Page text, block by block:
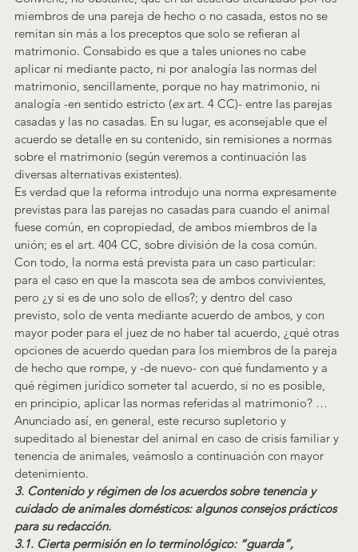
miembros de una pareja de hecho o no casada, estos no se
remitan sin más a los preceptos que solo se refieran al
matrimonio. Consabido es que a tales uniones no cabe
aplicar ni mediante pacto, ni por analogía las normas del
matrimonio, sencillamente, porque no hay matrimonio, ni
analogía -en sentido estricto (ex art. 4 CC)- entre las parejas
casadas y las no casadas. En su lugar, es aconsejable que el
acuerdo se detalle en su contenido, sin remisiones a normas
sobre el matrimonio (según veremos a continuación las
diversas alternativas existentes).
Es verdad que la reforma introdujo una norma expresamente
previstas para las parejas no casadas para cuando el animal
fuese común, en copropiedad, de ambos miembros de la
unión; es el art. 404 CC, sobre división de la cosa común.
Con todo, la norma está prevista para un caso particular:
para el caso en que la mascota sea de ambos convivientes,
pero ¿y si es de uno solo de ellos?; y dentro del caso
previsto, solo de venta mediante acuerdo de ambos, y con
mayor poder para el juez de no haber tal acuerdo, ¿qué otras
opciones de acuerdo quedan para los miembros de la pareja
de hecho que rompe, y -de nuevo- con qué fundamento y a
qué régimen jurídico someter tal acuerdo, si no es posible,
en principio, aplicar las normas referidas al matrimonio? …
Anunciado así, en general, este recurso supletorio y
supeditado al bienestar del animal en caso de crisis familiar y
tenencia de animales, veámoslo a continuación con mayor
detenimiento.
3. Contenido y régimen de los acuerdos sobre tenencia y
cuidado de animales domésticos: algunos consejos prácticos
para su redacción.
3.1. Cierta permisión en lo terminológico: “guarda”,